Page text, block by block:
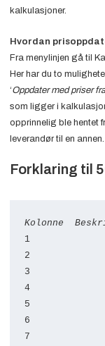
kalkulasjoner.
Hvordan
Fra menylinjen gå til
Her har du to
‘Oppdater med priser
som ligger i
opprinnelig ble hentet
leverandør til en annen.
Forklaring til
Kolonne
1
2
3
4
5
6
7